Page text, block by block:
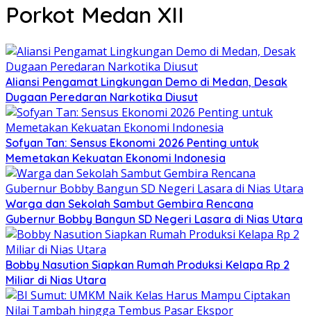
Porkot Medan XII
Aliansi Pengamat Lingkungan Demo di Medan, Desak
Dugaan Peredaran Narkotika Diusut
Sofyan Tan: Sensus Ekonomi 2026 Penting untuk
Memetakan Kekuatan Ekonomi Indonesia
Warga dan Sekolah Sambut Gembira Rencana
Gubernur Bobby Bangun SD Negeri Lasara di Nias Utara
Bobby Nasution Siapkan Rumah Produksi Kelapa Rp 2
Miliar di Nias Utara